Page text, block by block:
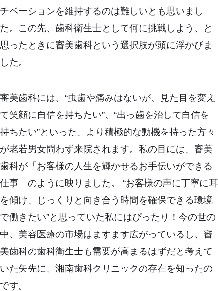
チベーションを維持するのは難しいとも思いまし
た。この先、歯科衛生士として何に挑戦しよう、と
思ったときに審美歯科という選択肢が頭に浮かびま
した。
審美歯科には、“虫歯や痛みはないが、見た目を変え
て笑顔に自信を持ちたい”、“出っ歯を治して自信を
持ちたい”といった、より積極的な動機を持った方々
が老若男女問わず来院されます。私の目には、審美
歯科が「お客様の人生を輝かせるお手伝いができる
仕事」のように映りました。 “お客様の声に丁寧に耳
を傾け、じっくりと向き合う時間を確保できる環境
で働きたい”と思っていた私にはぴったり！今の世の
中、美容医療の市場はますます広がっているし、審
美歯科の歯科衛生士も需要が高まるはずだと考えて
いた矢先に、湘南歯科クリニックの存在を知ったの
です。